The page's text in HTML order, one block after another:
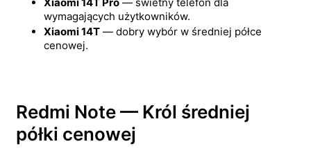
wymagających użytkowników.
Xiaomi 14T — dobry wybór w średniej półce
cenowej.
Redmi Note — Król średniej
półki cenowej